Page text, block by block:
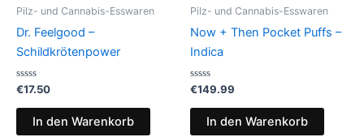
Pilz- und Cannabis-Esswaren
Dr. Feelgood –
Schildkrötenpower
Bewertet
0
€17.50
In den Warenkorb
Pilz- und Cannabis-Esswaren
Now + Then Pocket Puffs –
Indica
Bewertet
0
€149.99
In den Warenkorb